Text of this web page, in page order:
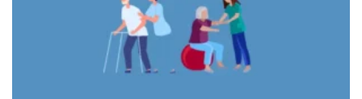
DAFTAR SEKOLAH